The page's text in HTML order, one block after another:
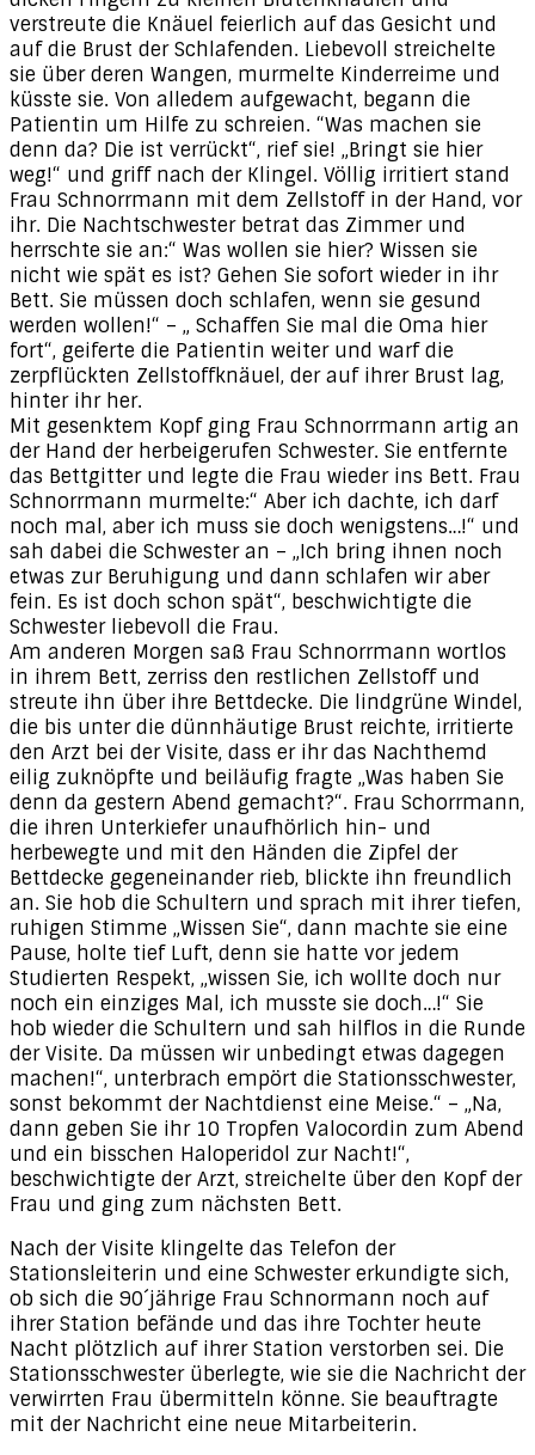
verstreute die Knäuel feierlich auf das Gesicht und
auf die Brust der Schlafenden. Liebevoll streichelte
sie über deren Wangen, murmelte Kinderreime und
küsste sie. Von alledem aufgewacht, begann die
Patientin um Hilfe zu schreien. “Was machen sie
denn da? Die ist verrückt“, rief sie! „Bringt sie hier
weg!“ und griff nach der Klingel. Völlig irritiert stand
Frau Schnorrmann mit dem Zellstoff in der Hand, vor
ihr. Die Nachtschwester betrat das Zimmer und
herrschte sie an:“ Was wollen sie hier? Wissen sie
nicht wie spät es ist? Gehen Sie sofort wieder in ihr
Bett. Sie müssen doch schlafen, wenn sie gesund
werden wollen!“ – „ Schaffen Sie mal die Oma hier
fort“, geiferte die Patientin weiter und warf die
zerpflückten Zellstoffknäuel, der auf ihrer Brust lag,
hinter ihr her.
Mit gesenktem Kopf ging Frau Schnorrmann artig an
der Hand der herbeigerufen Schwester. Sie entfernte
das Bettgitter und legte die Frau wieder ins Bett. Frau
Schnorrmann murmelte:“ Aber ich dachte, ich darf
noch mal, aber ich muss sie doch wenigstens…!“ und
sah dabei die Schwester an – „Ich bring ihnen noch
etwas zur Beruhigung und dann schlafen wir aber
fein. Es ist doch schon spät“, beschwichtigte die
Schwester liebevoll die Frau.
Am anderen Morgen saß Frau Schnorrmann wortlos
in ihrem Bett, zerriss den restlichen Zellstoff und
streute ihn über ihre Bettdecke. Die lindgrüne Windel,
die bis unter die dünnhäutige Brust reichte, irritierte
den Arzt bei der Visite, dass er ihr das Nachthemd
eilig zuknöpfte und beiläufig fragte „Was haben Sie
denn da gestern Abend gemacht?“. Frau Schorrmann,
die ihren Unterkiefer unaufhörlich hin- und
herbewegte und mit den Händen die Zipfel der
Bettdecke gegeneinander rieb, blickte ihn freundlich
an. Sie hob die Schultern und sprach mit ihrer tiefen,
ruhigen Stimme „Wissen Sie“, dann machte sie eine
Pause, holte tief Luft, denn sie hatte vor jedem
Studierten Respekt, „wissen Sie, ich wollte doch nur
noch ein einziges Mal, ich musste sie doch…!“ Sie
hob wieder die Schultern und sah hilflos in die Runde
der Visite. Da müssen wir unbedingt etwas dagegen
machen!“, unterbrach empört die Stationsschwester,
sonst bekommt der Nachtdienst eine Meise.“ – „Na,
dann geben Sie ihr 10 Tropfen Valocordin zum Abend
und ein bisschen Haloperidol zur Nacht!“,
beschwichtigte der Arzt, streichelte über den Kopf der
Frau und ging zum nächsten Bett.
Nach der Visite klingelte das Telefon der
Stationsleiterin und eine Schwester erkundigte sich,
ob sich die 90´jährige Frau Schnormann noch auf
ihrer Station befände und das ihre Tochter heute
Nacht plötzlich auf ihrer Station verstorben sei. Die
Stationsschwester überlegte, wie sie die Nachricht der
verwirrten Frau übermitteln könne. Sie beauftragte
mit der Nachricht eine neue Mitarbeiterin.